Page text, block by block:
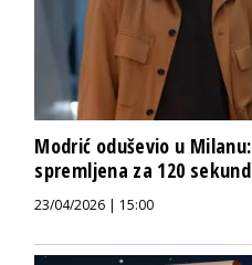
Modrić oduševio u
spremljena za 120
23/04/2026 | 15:00